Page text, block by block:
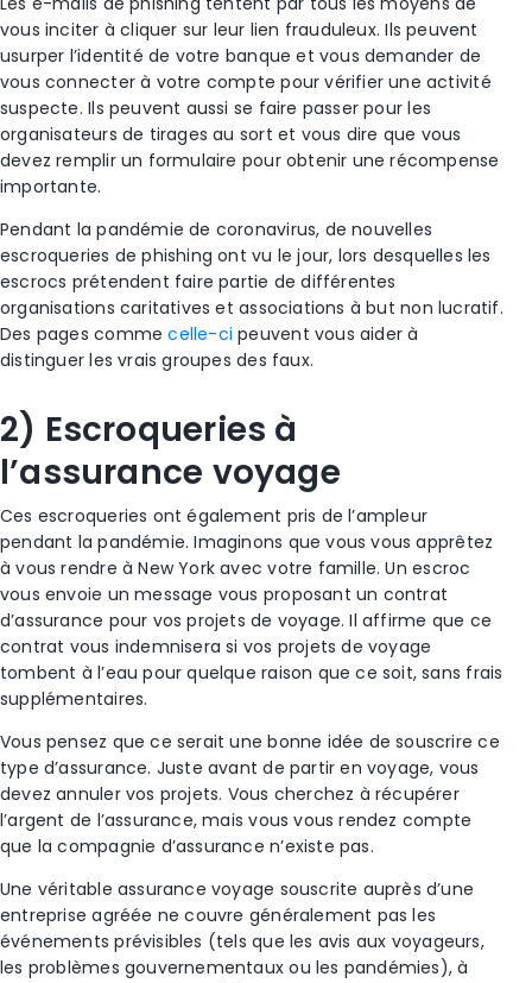
vous inciter à cliquer sur leur lien frauduleux. Ils peuvent
usurper l’identité de votre banque et vous demander de
vous connecter à votre compte pour vérifier une activité
suspecte. Ils peuvent aussi se faire passer pour les
organisateurs de tirages au sort et vous dire que vous
devez remplir un formulaire pour obtenir une récompense
importante.
Pendant lapandémie de coronavirus, de nouvelles
escroqueries de phishing ont vu le jour, lors desquelles les
escrocs prétendent faire partie de différentes
organisations caritatives et associations à but non lucratif.
Des pages commecelle-ci peuvent vous aider à
distinguer les vrais groupes des faux.
2) Escroqueries à
l’assurance voyage
Ces escroqueries ont également pris de l’ampleur
pendant lapandémie. Imaginons que vous vous apprêtez
à vous rendre à New York avec votre famille. Unescroc
vous envoie un message vous proposant un contrat
d’assurance pour vos projets de voyage. Il affirme que ce
contrat vous indemnisera si vos projets de voyage
tombent à l’eau pour quelque raison que ce soit, sans frais
supplémentaires.
Vous pensez que ce serait une bonne idée de souscrire ce
type d’assurance. Juste avant de partir en voyage, vous
devez annuler vos projets. Vous cherchez à récupérer
l’argent de l’assurance, mais vous vous rendez compte
que la compagnie d’assurance n’existe pas.
Une véritable assurance voyage souscrite auprès d’une
entreprise agréée ne couvre généralement pas les
événements prévisibles (tels que les avis aux voyageurs,
les problèmes gouvernementaux ou les pandémies), à